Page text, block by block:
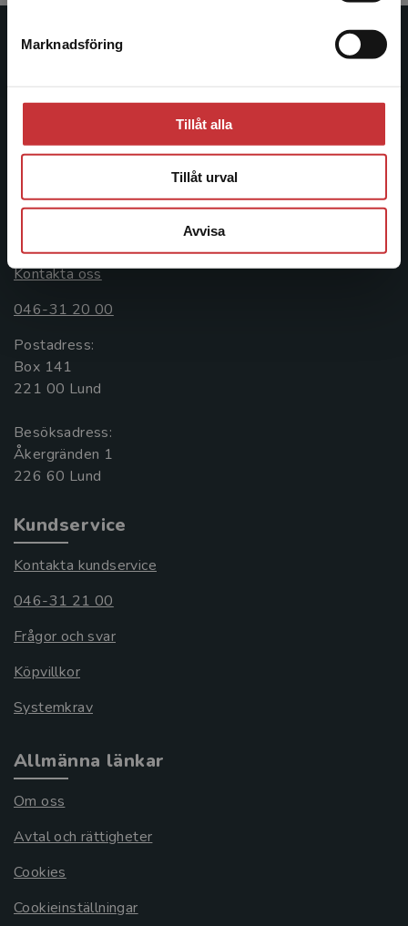
Marknadsföring
Tillåt alla
Tillåt urval
Avvisa
Studentlitteratur
ledande utbildningsförlag. Med läromedel, kurslitteratur,
informationstjänster i utbudet, finns Studentlitteratur med
längs hela kunskapsresan.
Kontakta oss
046-31 20 00
Postadress:
Box 141
221 00 Lund
Besöksadress:
Åkergränden 1
Kundservice
Kontakta kundservice
046-31 21 00
Frågor och svar
Köpvillkor
Systemkrav
Allmänna länkar
Om oss
Avtal och rättigheter
Cookies
Cookieinställningar